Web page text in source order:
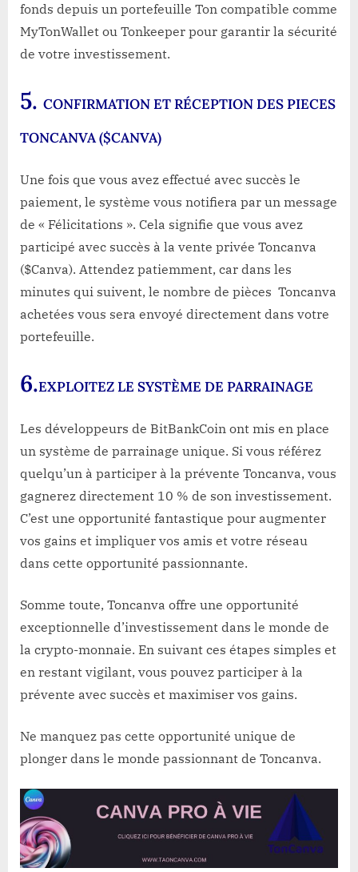
fonds depuis un portefeuille Ton compatible comme
MyTonWallet ou Tonkeeper pour garantir la sécurité
de votre investissement.
5. CONFIRMATION ET RÉCEPTION DESPIECES
TONCANVA ($CANVA)
Une fois que vous avez effectué avec succès le
paiement, le système vous notifiera par un message
de « Félicitations ». Cela signifie que vous avez
participé avec succès à la vente privée Toncanva
($Canva). Attendez patiemment, car dans les
minutes qui suivent, le nombre de pièces Toncanva
achetées vous sera envoyé directement dans votre
portefeuille.
6.EXPLOITEZ LE SYSTÈME DE PARRAINAGE
Les développeurs de BitBankCoin ont mis en place
un système de parrainage unique. Si vous référez
quelqu’un à participer à la prévente Toncanva, vous
gagnerez directement 10 % de son investissement.
C’est une opportunité fantastique pour augmenter
vos gains et impliquer vos amis et votre réseau
dans cette opportunité passionnante.
Somme toute, Toncanva offre une opportunité
exceptionnelle d’investissement dans le monde de
la crypto-monnaie. En suivant ces étapes simples et
en restant vigilant, vous pouvez participer à la
prévente avec succès et maximiser vos gains.
Ne manquez pas cette opportunité unique de
plonger dans le monde passionnant de Toncanva.